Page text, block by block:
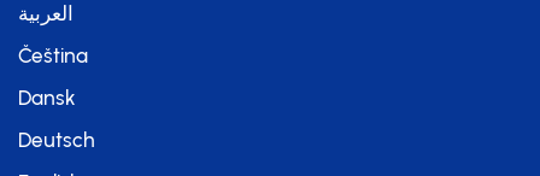
العربية
Čeština
Dansk
Deutsch